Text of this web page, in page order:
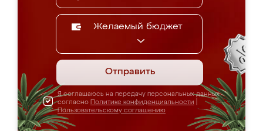
Желаемый бюджет
Отправить
Я соглашаюсь на передачу персональных данных
согласно Политике конфиденциальности
Пользовательскому соглашению